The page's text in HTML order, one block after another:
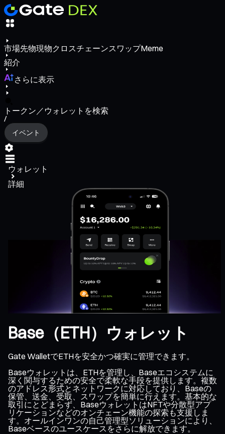
市場先物現物クロスチェーンスワップMeme
紹介
さらに表示
トークン／ウォレットを検索
/
イベント
ウォレット
詳細
Base（ETH）ウォレット
Gate WalletでETHを安全かつ確実に管理できます。
Baseウォレットは、ETHを管理し、Baseエコシステムに
深く関与するための安全で柔軟な手段を提供します。複数
のアドレス形式とネットワークに対応しており、Baseの
保管、送金、受取、スワップを簡単に行えます。基本的な
取引にとどまらず、BaseウォレットはNFTや分散型アプ
リケーションなどのオンチェーン機能の探索も支援しま
す。オールインワンの自己管理型ソリューションにより、
Baseベースのユースケースをさらに解放できます。